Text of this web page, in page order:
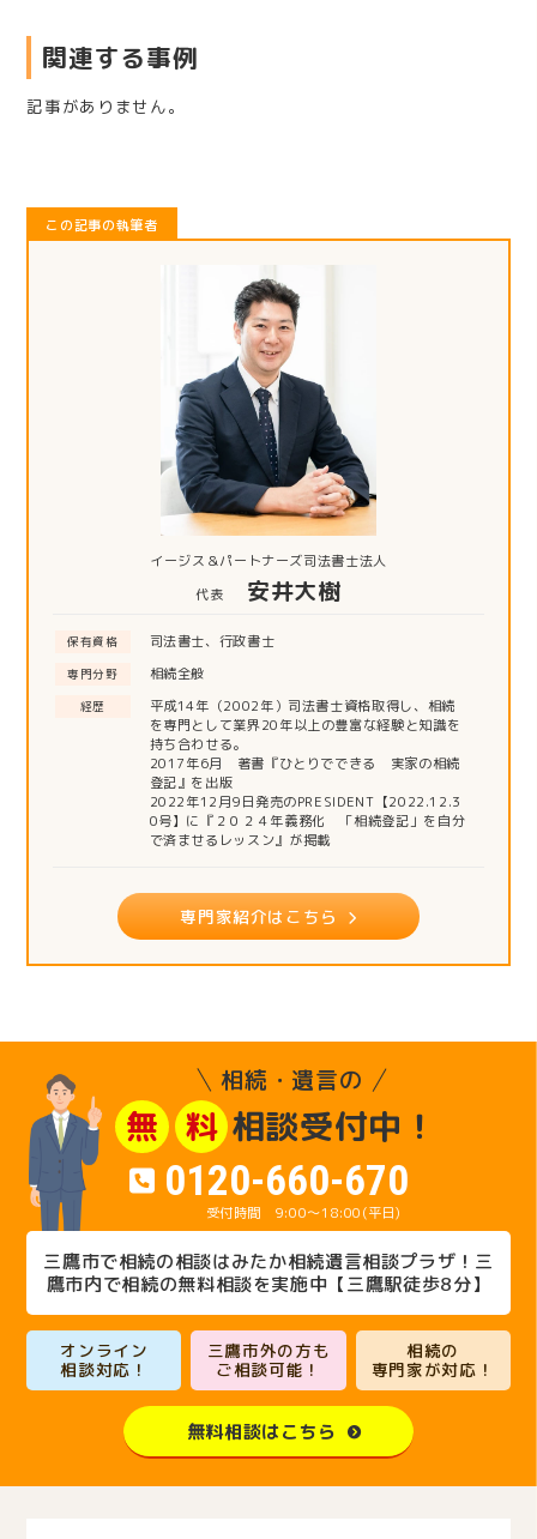
関連する事例
記事がありません。
この記事の執筆者
イージス＆パートナーズ司法書士法人
代表
安井大樹
保有資格 司法書士、行政書士
専門分野 相続全般
経歴
平成14年（2002年）司法書士資格取得し、相続
を専門として業界20年以上の豊富な経験と知識を
持ち合わせる。
2017年6月 著書『ひとりでできる 実家の相続
登記』を出版
2022年12月9日発売のPRESIDENT【2022.12.3
0号】に『２０２４年義務化 「相続登記」を自分
で済ませるレッスン』が掲載
専門家紹介はこちら
相続・遺言の
無 料 相談受付中！
0120-660-670
9:00～18:00(平日)
三鷹市で相続の相談はみたか相続遺言相談プラザ！三
鷹市内で相続の無料相談を実施中【三鷹駅徒歩8分】
オンライン
相談対応！
三鷹市外の方も
ご相談可能！
相続の
専門家が対応！
無料相談はこちら